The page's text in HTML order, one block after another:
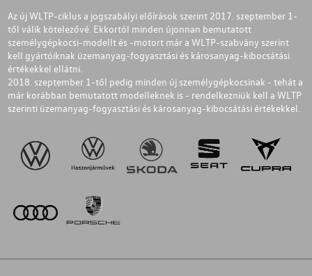
Az új WLTP-ciklus a jogszabályi előírások szerint 2017. szeptember 1-
től válik kötelezővé. Ekkortól minden újonnan bemutatott
személygépkocsi-modellt és -motort már a WLTP-szabvány szerint
kell gyártóiknak üzemanyag-fogyasztási és károsanyag-kibocsátási
értékekkel ellátni.
2018. szeptember 1-től pedig minden új személygépkocsinak - tehát a
már korábban bemutatott modelleknek is - rendelkezniük kell a WLTP
szerinti üzemanyag-fogyasztási és károsanyag-kibocsátási értékekkel.